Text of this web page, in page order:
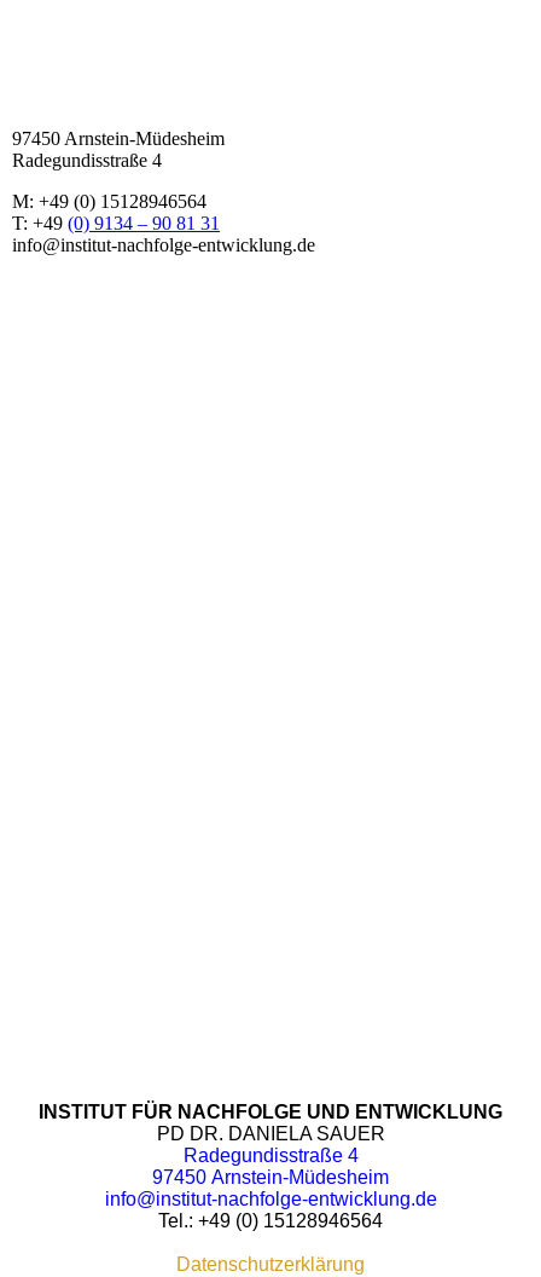
97450 Arnstein-Müdesheim
Radegundisstraße 4
M: +49 (0) 15128946564
T: +49 (0) 9134 – 90 81 31
info@institut-nachfolge-entwicklung.de
INSTITUT FÜR NACHFOLGE UND ENTWICKLUNG
PD DR. DANIELA SAUER
Radegundisstraße 4
97450 Arnstein-Müdesheim
info@institut-nachfolge-entwicklung.de
Tel.: +49 (0) 15128946564
Datenschutzerklärung